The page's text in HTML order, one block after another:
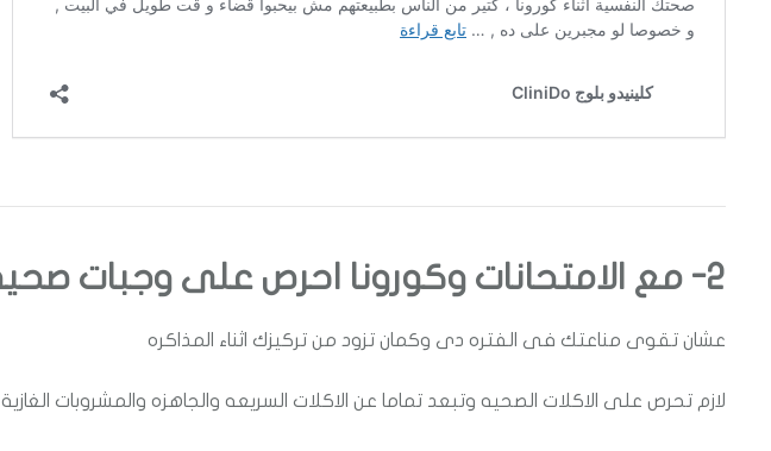
2- مع الامتحانات وكورونا احرص على وجبات صحية :
عشان تقوى مناعتك فى الفتره دى وكمان تزود من تركيزك اثناء المذاكره
لازم تحرص على الاكلات الصحيه وتبعد تماما عن الاكلات السريعه والجاهزه والمشروبات الغازية